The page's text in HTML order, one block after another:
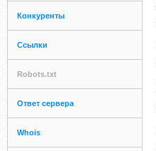
Конкуренты
Ссылки
Robots.txt
Ответ сервера
Whois